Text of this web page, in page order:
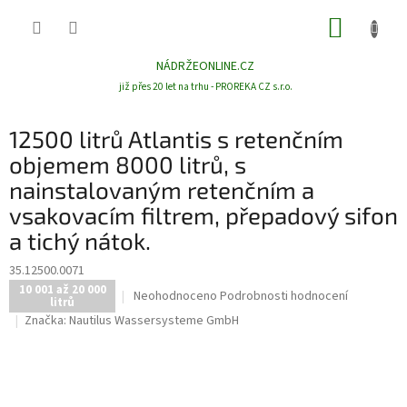
NÁDRŽEONLINE.CZ
již přes 20 let na trhu - PROREKA CZ s.r.o.
12500 litrů Atlantis s retenčním
objemem 8000 litrů, s
nainstalovaným retenčním a
vsakovacím filtrem, přepadový sifon
a tichý nátok.
35.12500.0071
10 001 až 20 000
litrů
Průměrné
hodnocení
produktu
Neohodnoceno Podrobnosti hodnocení
Značka: Nautilus Wassersysteme GmbH